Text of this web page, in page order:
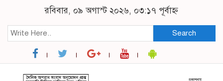
রবিবার, ০৯ অগাস্ট ২০২৬, ০৩:১৭ পূর্বাহ্ন
Search